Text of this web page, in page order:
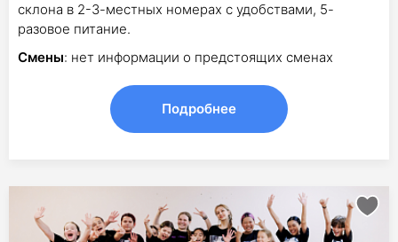
склона в 2-3-местных номерах с удобствами, 5-
разовое питание.
Смены: нет информации о предстоящих сменах
Подробнее